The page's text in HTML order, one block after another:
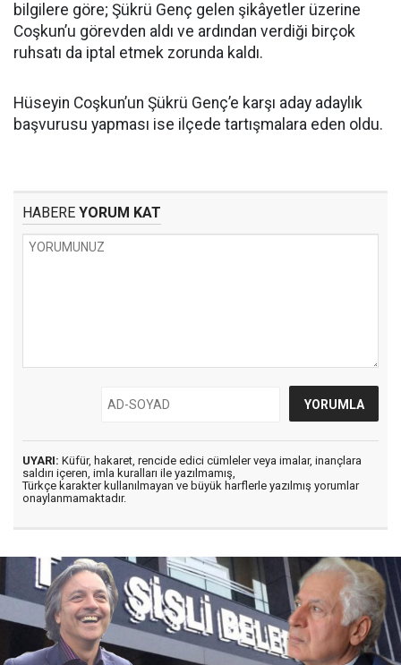
bilgilere göre; Şükrü Genç gelen şikâyetler üzerine
Coşkun’u görevden aldı ve ardından verdiği birçok
ruhsatı da iptal etmek zorunda kaldı.
Hüseyin Coşkun’un Şükrü Genç’e karşı aday adaylık
başvurusu yapması ise ilçede tartışmalara eden oldu.
HABERE YORUM KAT
UYARI: Küfür, hakaret, rencide edici cümleler veya imalar, inançlara
saldırı içeren, imla kuralları ile yazılmamış,
Türkçe karakter kullanılmayan ve büyük harflerle yazılmış yorumlar
onaylanmamaktadır.